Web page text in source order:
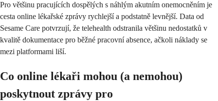
Pro většinu pracujících dospělých s náhlým akutním onemocněním je
cesta online lékařské zprávy rychlejší a podstatně levnější. Data od
Sesame Care potvrzují, že telehealth odstranila většinu nedostatků v
kvalitě dokumentace pro běžné pracovní absence, ačkoli náklady se
mezi platformami liší.
Co online lékaři mohou (a nemohou)
poskytnout zprávy pro